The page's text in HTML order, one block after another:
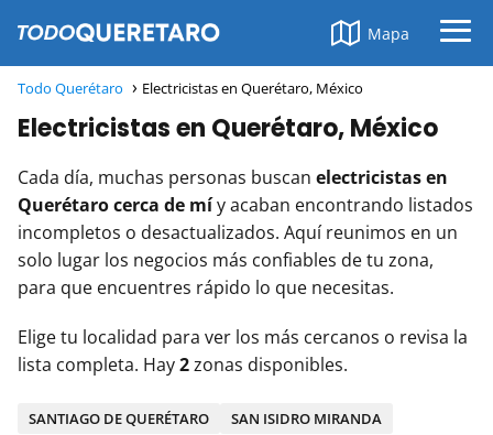
Mapa
Todo Querétaro Electricistas en Querétaro, México
Electricistas en Querétaro, México
Cada día, muchas personas buscan electricistas en
Querétaro cerca de míy acaban encontrando listados
incompletos o desactualizados. Aquí reunimos en un
solo lugar los negocios más confiables de tu zona,
para que encuentres rápido lo que necesitas.
Elige tu localidad para ver los más cercanos o revisa la
lista completa. Hay2zonas disponibles.
SANTIAGO DE QUERÉTARO SAN ISIDRO MIRANDA